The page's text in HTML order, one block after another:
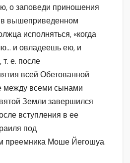
о заповеди приношения
в вышеприведенном
исполняться, «когда
и овладеешь ею, и
е. после
всей Обетованной
между всеми сынами
Земли завершился
вступления в ее
под
преемника Моше Йегошуа.